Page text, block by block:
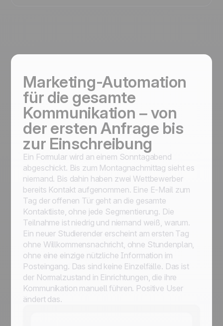
Marketing-Automation
für die gesamte
Kommunikation – von
der ersten Anfrage bis
zur Einschreibung
Ein Formular wird an einem Sonntagabend
abgeschickt. Bis zum Montagnachmittag sieht es
niemand. Bis dahin haben zwei Wettbewerber
bereits Kontakt aufgenommen. Eine E-Mail zum
Tag der offenen Tür geht an die gesamte
Kontaktliste, ohne jede Segmentierung. Die
Teilnahme ist niedrig und niemand weiß, warum.
Ein neuer Studierender erscheint am ersten Tag
ohne Willkommensnachricht, ohne Stundenplan,
ohne eine einzige nützliche Information im
Posteingang. Das sind keine Einzelfälle. Das ist
der Normalzustand in Einrichtungen, die ihre
Kommunikation manuell führen. Positive User
ändert das.